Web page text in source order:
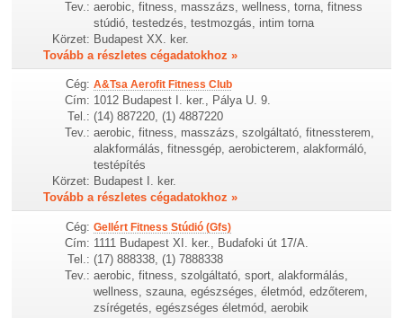
Tev.: aerobic, fitness, masszázs, wellness, torna, fitness
stúdió, testedzés, testmozgás, intim torna
Körzet: Budapest XX. ker.
Tovább a részletes cégadatokhoz »
Cég: A&Tsa Aerofit Fitness Club
Cím: 1012 Budapest I. ker., Pálya U. 9.
Tel.: (14) 887220, (1) 4887220
Tev.: aerobic, fitness, masszázs, szolgáltató, fitnessterem,
alakformálás, fitnessgép, aerobicterem, alakformáló,
testépítés
Körzet: Budapest I. ker.
Tovább a részletes cégadatokhoz »
Cég: Gellért Fitness Stúdió (Gfs)
Cím: 1111 Budapest XI. ker., Budafoki út 17/A.
Tel.: (17) 888338, (1) 7888338
Tev.: aerobic, fitness, szolgáltató, sport, alakformálás,
wellness, szauna, egészséges, életmód, edzőterem,
zsírégetés, egészséges életmód, aerobik